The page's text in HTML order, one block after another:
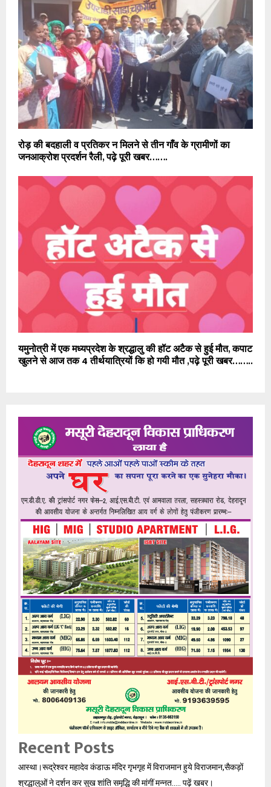
रोड़ की बदहाली व प्रतिकर न मिलने से तीन गाँव के ग्रामीणों का
जनआक्रोश प्रदर्शन रैली, पढ़े पूरी खबर…….
यमुनोत्री में एक मध्यप्रदेश के श्रद्धालु की हॉट अटैक से हुई मौत, कपाट
खुलने से आज तक 4 तीर्थयात्रियों कि हो गयी मौत ,पढ़े पूरी खबर……..
Recent Posts
आस्था।रूद्रेश्वर महादेव कंडाऊ मंदिर गृभगृह में विराजमान हुये विराजमान,सैकड़ों
श्रद्धालुओं ने दर्शन कर सुख शांति समृद्धि की मांगीं मन्नत….. पढ़ें खबर।